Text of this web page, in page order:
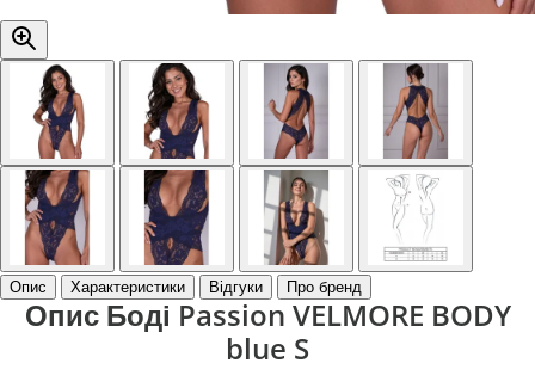
Опис Характеристики Відгуки Про бренд
Опис Боді Passion VELMORE BODY
blue S